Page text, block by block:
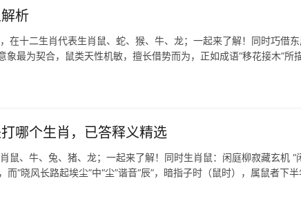
析
十二生肖代表生肖鼠、蛇、猴、牛、龙；一起来了解！同时巧借东
最为契合，鼠类天性机敏，擅长借势而为，正如成语“移花接木”所
哪个生肖，已答释义精选
鼠、牛、兔、猪、龙；一起来了解！同时生肖鼠：闲庭柳寂藏玄机 “
“晓风长路起埃尘”中“尘”谐音“辰”，暗指子时（鼠时），属鼠者下半